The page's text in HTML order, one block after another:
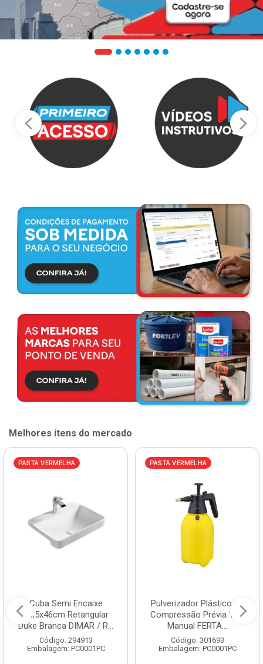
Melhores itens do mercado
PASTA VERMELHA
Cuba Semi Encaixe
58,5x46cm Retangular
Duke Branca DIMAR / R...
Código: 294913
Embalagem: PC0001PC
PASTA VERMELHA
Pulverizador Plástico de
Compressão Prévia 1,5L
Manual FERTA...
Código: 301693
Embalagem: PC0001PC